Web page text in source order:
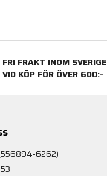
FRI FRAKT INOM SVERIGE
VID KÖP FÖR ÖVER 600:-
6262)